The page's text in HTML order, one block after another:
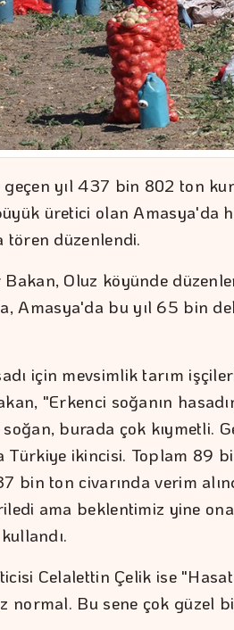
geçen yıl 437 bin 802 ton
üretici olan Amasya'da
tören düzenlendi.
Oluz köyünde
Amasya'da bu yıl 65 bin
için mevsimlik tarım
"Erkenci soğanın
burada çok kıymetli.
Türkiye ikincisi. Toplam 89
bin ton civarında verim
ama beklentimiz yine
Celalettin Çelik ise
normal. Bu sene çok güzel